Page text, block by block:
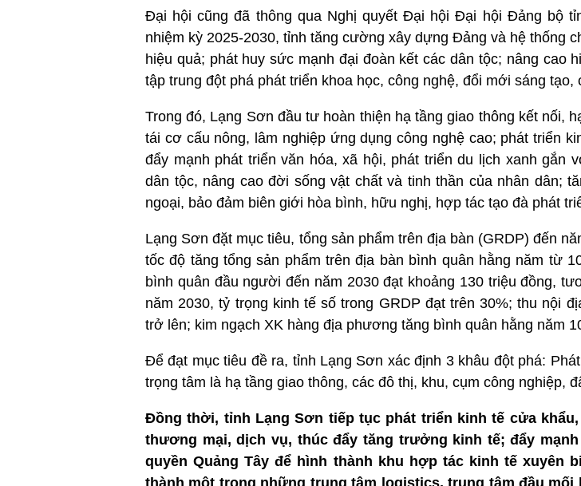
Đại hội cũng đã thông qua Nghị quyết Đại hội Đại hội Đảng bộ
nhiệm kỳ 2025-2030, tỉnh tăng cường xây dựng Đảng và hệ thống
hiệu quả; phát huy sức mạnh đại đoàn kết các dân tộc; nâng cao
tập trung đột phá phát triển khoa học, công nghệ, đổi mới sáng
Trong đó, Lạng Sơn đầu tư hoàn thiện hạ tầng giao thông kết nối,
tái cơ cấu nông, lâm nghiệp ứng dụng công nghệ cao; phát triển
đẩy mạnh phát triển văn hóa, xã hội, phát triển du lịch xanh gắn
dân tộc, nâng cao đời sống vật chất và tinh thần của nhân dân;
ngoại, bảo đảm biên giới hòa bình, hữu nghị, hợp tác tạo đà phát
Lạng Sơn đặt mục tiêu, tổng sản phẩm trên địa bàn (GRDP) đến
tốc độ tăng tổng sản phẩm trên địa bàn bình quân hằng năm từ
bình quân đầu người đến năm 2030 đạt khoảng 130 triệu đồng,
năm 2030, tỷ trọng kinh tế số trong GRDP đạt trên 30%; thu nội
trở lên; kim ngạch XK hàng địa phương tăng bình quân hằng năm
Để đạt mục tiêu đề ra, tỉnh Lạng Sơn xác định 3 khâu đột phá:
trọng tâm là hạ tầng giao thông, các đô thị, khu, cụm công nghiệp,
Đồng thời, tỉnh Lạng Sơn tiếp tục phát triển kinh tế cửa
thương mại, dịch vụ, thúc đẩy tăng trưởng kinh tế; đẩy
quyền Quảng Tây để hình thành khu hợp tác kinh tế xuyên
thành một trong những trung tâm logistics, trung tâm đầu mối